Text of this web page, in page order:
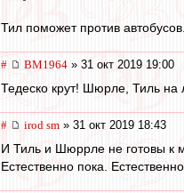
Тил поможет против автобусов.
# BM1964 » 31 окт 2019 19:00
Тедеско крут! Шюрле, Тиль на
# irod sm » 31 окт 2019 18:43
И Тиль и Шюррле не готовы к
Естественно пока.